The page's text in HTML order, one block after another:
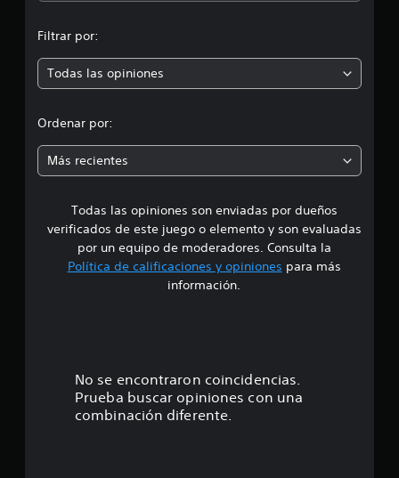
i
o
e
s
Filtrar por:
Todas las opiniones
Ordenar por:
Más recientes
Todas las opiniones son enviadas por dueños
verificados de este juego o elemento y son evaluadas
por un equipo de moderadores. Consulta la
Política de calificaciones y opiniones para más
información.
No se encontraron coincidencias.
Prueba buscar opiniones con una
combinación diferente.